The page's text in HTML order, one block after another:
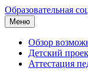
Образовательная
Меню
Обзор
Детский
Аттестация